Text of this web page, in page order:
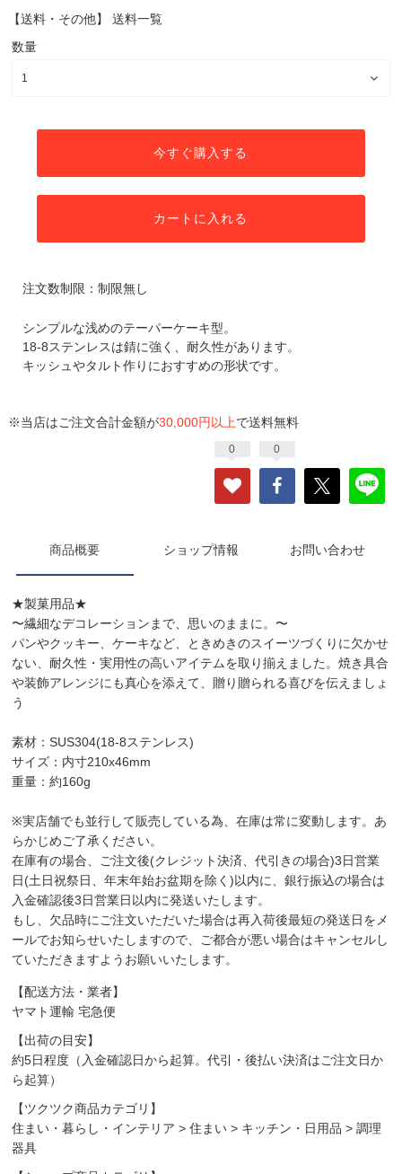
【送料・その他】 送料一覧
数量
今すぐ購入する
カートに入れる
注文数制限：制限無し
シンプルな浅めのテーパーケーキ型。
18-8ステンレスは錆に強く、耐久性があります。
キッシュやタルト作りにおすすめの形状です。
※当店はご注文合計金額が30,000円以上で送料無料
0 0
商品概要 ショップ情報 お問い合わせ
★製菓用品★
〜繊細なデコレーションまで、思いのままに。〜
パンやクッキー、ケーキなど、ときめきのスイーツづくりに欠かせ
ない、耐久性・実用性の高いアイテムを取り揃えました。焼き具合
や装飾アレンジにも真心を添えて、贈り贈られる喜びを伝えましょ
う
素材：SUS304(18-8ステンレス)
サイズ：内寸210x46mm
重量：約160g
※実店舗でも並行して販売している為、在庫は常に変動します。あ
らかじめご了承ください。
在庫有の場合、ご注文後(クレジット決済、代引きの場合)3日営業
日(土日祝祭日、年末年始お盆期を除く)以内に、銀行振込の場合は
入金確認後3日営業日以内に発送いたします。
もし、欠品時にご注文いただいた場合は再入荷後最短の発送日をメ
ールでお知らせいたしますので、ご都合が悪い場合はキャンセルし
ていただきますようお願いいたします。
【配送方法・業者】
ヤマト運輸 宅急便
【出荷の目安】
約5日程度（入金確認日から起算。代引・後払い決済はご注文日か
ら起算）
【ツクツク商品カテゴリ】
住まい・暮らし・インテリア >住まい > キッチン・日用品 >調理
器具